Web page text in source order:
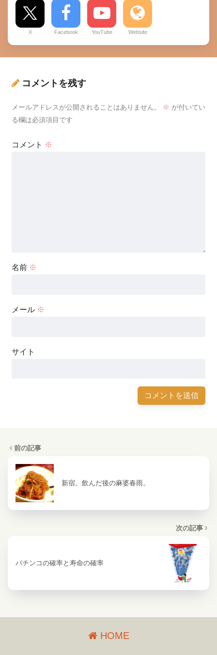
X Facebook YouTube Website
コメントを残す
メールアドレスが公開されることはありません。 ※ が付いてい
る欄は必須項目です
コメント ※
名前 ※
メール ※
サイト
前の記事
新宿。飲んだ後の麻婆春雨。
次の記事
パチンコの確率と寿命の確率
HOME